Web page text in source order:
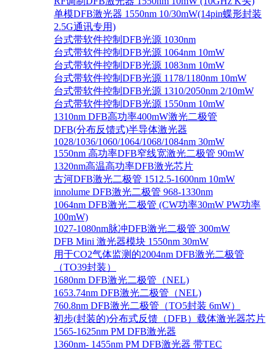
单模DFB激光器 1550nm 10/30mW(14pin蝶形封装
2.5G通讯专用)
台式带软件控制DFB光源 1030nm
台式带软件控制DFB光源 1064nm 10mW
台式带软件控制DFB光源 1083nm 10mW
台式带软件控制DFB光源 1178/1180nm 10mW
台式带软件控制DFB光源 1310/2050nm 2/10mW
台式带软件控制DFB光源 1550nm 10mW
1310nm DFB高功率400mW激光二极管
DFB(分布反馈式)半导体激光器
1028/1036/1060/1064/1068/1084nm 30mW
1550nm 高功率DFB窄线宽激光二极管 90mW
1320nm高温高功率DFB激光芯片
古河DFB激光二极管 1512.5-1600nm 10mW
innolume DFB激光二极管 968-1330nm
1064nm DFB激光二极管 (CW功率30mW PW功率
100mW)
1027-1080nm脉冲DFB激光二极管 300mW
DFB Mini 激光器模块 1550nm 30mW
用于CO2气体监测的2004nm DFB激光二极管
（TO39封装）
1680nm DFB激光二极管（NEL)
1653.74nm DFB激光二极管（NEL)
760.8nm DFB激光二极管（TO5封装 6mW）
初步(封装的)分布式反馈（DFB）载体激光器芯片
1565-1625nm PM DFB激光器
1360nm- 1455nm PM DFB激光器 带TEC